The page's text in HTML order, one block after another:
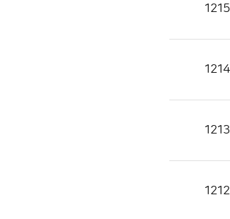
1215
1214
1213
1212